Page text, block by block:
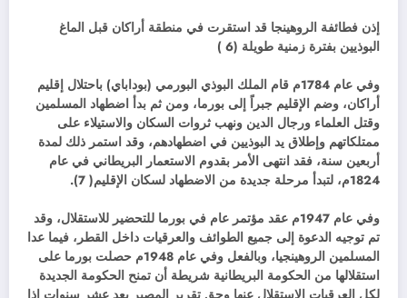
إذن فطائفة الروهينجا قد استقرت في منطقة أراكان قبل الماغ
البوذيين بفترة زمنية طويلة (6 )
وفي عام 1784م قام الملك البوذي البورمي (بوداباي) باحتلال إقليم
أراكان، وضم الإقليم جبراً إلى بورما، ومن ثم بدأ اضطهاد المسلمين
وقتل العلماء ورجال الدين ونهب ثروات السكان والاستيلاء على
ممتلكاتهم وإطلاق يد البوذيين في اضطهادهم، وقد استمر ذلك لمدة
أربعين سنة، فقد انتهى الأمر بقدوم الاستعمار البريطاني في عام
1824م، لتبدأ مرحلة جديدة من الاضطهاد لسكان الإقليم( 7).
وفي عام 1947م عقد مؤتمر عام في بورما للتحضير للاستقلال، وقد
تم توجيه الدعوة إلى جميع الطوائف والعرقيات داخل القطر، فيما عدا
المسلمين الروهينجيا، وبالفعل وفي عام 1948م حصلت بورما على
استقلالها من الحكومة البريطانية شريطة أن تمنح الحكومة الجديدة
لكل العرقيات الاستقلال عنها وحق تقرير المصير بعد عشر سنوات إذا